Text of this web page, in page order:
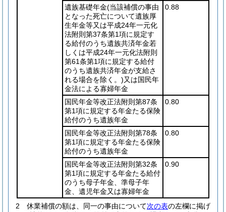
遺族基礎年金(当該補償の事由
となった死亡について遺族厚
生年金等又は平成24年一元化
法附則第37条第1項に規定す
る給付のうち遺族共済年金若
しくは平成24年一元化法附則
第61条第1項に規定する給付
のうち遺族共済年金が支給さ
れる場合を除く。)又は国民年
金法による寡婦年金
0.88
国民年金等改正法附則第87条
第1項に規定する年金たる保険
給付のうち遺族年金
0.80
国民年金等改正法附則第78条
第1項に規定する年金たる保険
給付のうち遺族年金
0.80
国民年金等改正法附則第32条
第1項に規定する年金たる給付
のうち母子年金、準母子年
金、遺児年金又は寡婦年金
0.90
2 休業補償の額は、同一の事由について次の表の左欄に掲げ